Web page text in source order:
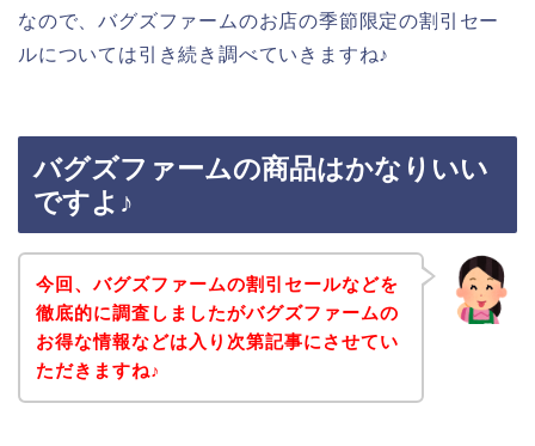
なので、バグズファームのお店の季節限定の割引セー
ルについては引き続き調べていきますね♪
バグズファームの商品はかなりいい
ですよ♪
今回、バグズファームの割引セールなどを
徹底的に調査しましたがバグズファームの
お得な情報などは入り次第記事にさせてい
ただきますね♪